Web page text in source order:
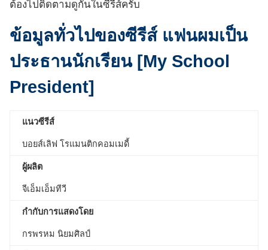
ต้องไปติดตามดูกันในซีรีส์ครับ
ข้อมูลทั่วไปของซีรีส์ แฟนผมเป็น
ประธานนักเรียน [My School
President]
แนวซีรีส์
บอยส์เลิฟ โรแมนติกคอมเมดี้
ผู้ผลิต
จีเอ็มเอ็มทีวี
กำกับการแสดงโดย
กรพรหม นิยมศิลป์